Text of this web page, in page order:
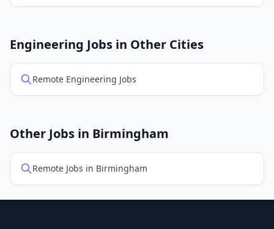
Engineering Jobs in Other Cities
Remote Engineering Jobs
Other Jobs in Birmingham
Remote Jobs in Birmingham